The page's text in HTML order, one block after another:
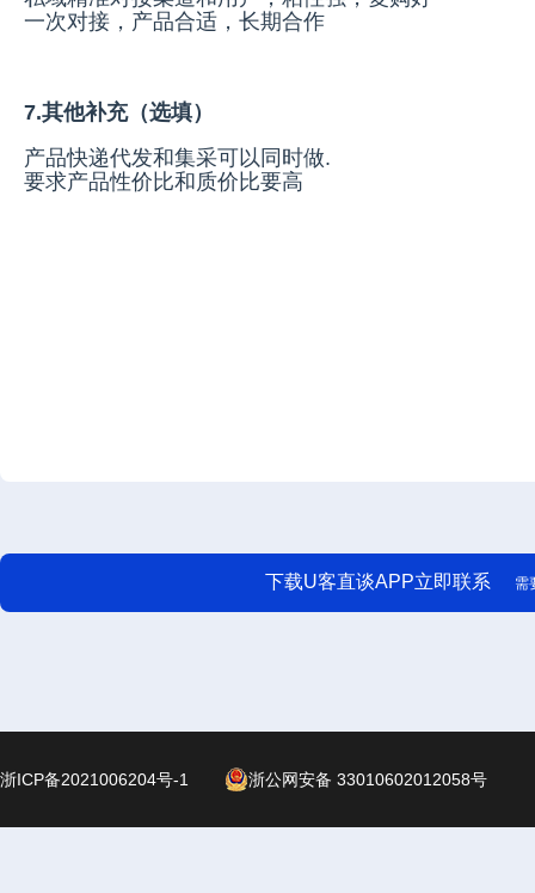
一次对接，产品合适，长期合作
7.其他补充（选填）
产品快递代发和集采可以同时做.
要求产品性价比和质价比要高
下载U客直谈APP立即联系 需
浙ICP备2021006204号-1 浙公网安备 33010602012058号